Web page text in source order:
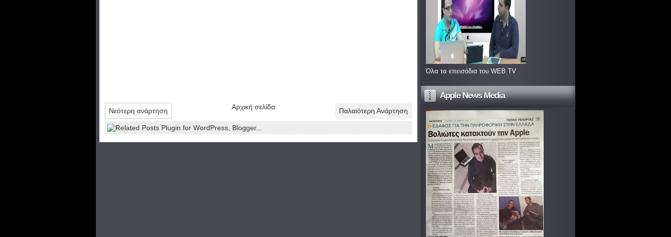
Νεότερη ανάρτηση Παλαιότερη Ανάρτηση
Αρχική σελίδα
Όλα τα επεισόδια του WEB TV
Apple News Media